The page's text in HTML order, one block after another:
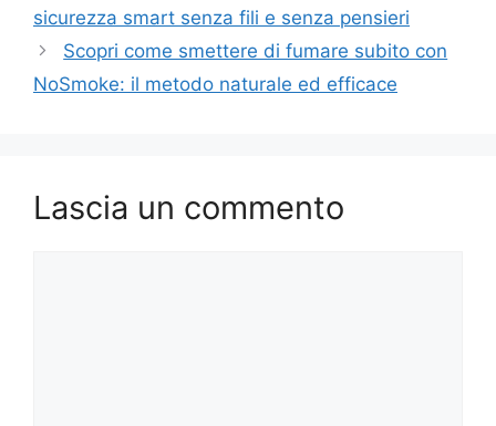
sicurezza smart senza fili e senza pensieri
Scopri come smettere di fumare subito con
NoSmoke: il metodo naturale ed efficace
Lascia un commento